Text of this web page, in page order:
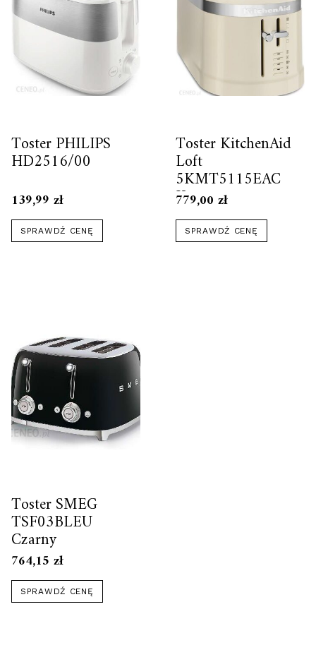
Toster PHILIPS
HD2516/00
139,99 zł
SPRAWDŹ CENĘ
Toster KitchenAid
Loft
5KMT5115EAC
Kremowy
779,00 zł
SPRAWDŹ CENĘ
Toster SMEG
TSF03BLEU
Czarny
764,15 zł
SPRAWDŹ CENĘ